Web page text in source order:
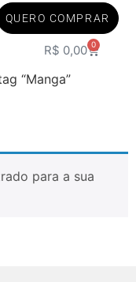
QUERO COMPRAR
R$ 0,00 0
“Manga”
para a sua